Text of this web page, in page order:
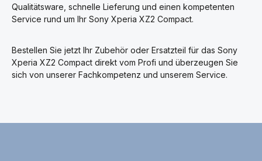
Qualitätsware, schnelle Lieferung und einen kompetenten
Service rund um Ihr Sony Xperia XZ2 Compact.
Bestellen Sie jetzt Ihr Zubehör oder Ersatzteil für das Sony
Xperia XZ2 Compact direkt vom Profi und überzeugen Sie
sich von unserer Fachkompetenz und unserem Service.